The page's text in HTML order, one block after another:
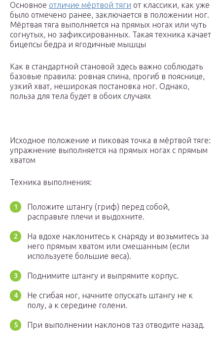
Основное отличие мёртвой тяги от классики, как уже
было отмечено ранее, заключается в положении ног.
Мёртвая тяга выполняется на прямых ногах или чуть
согнутых, но зафиксированных. Такая техника качает
бицепсы бедра и ягодичные мышцы
Как в стандартной становой здесь важно соблюдать
базовые правила: ровная спина, прогиб в пояснице,
узкий хват, неширокая постановка ног. Однако,
польза для тела будет в обоих случаях
Исходное положение и пиковая точка в мёртвой тяге:
упражнение выполняется на прямых ногах с прямым
хватом
Техника выполнения:
Положите штангу (гриф) перед собой,
расправьте плечи и выдохните.
На вдохе наклонитесь к снаряду и возьмитесь за
него прямым хватом или смешанным (если
используете большие веса).
Поднимите штангу и выпрямите корпус.
Не сгибая ног, начните опускать штангу не к
полу, а к середине голени.
При выполнении наклонов таз отводите назад.